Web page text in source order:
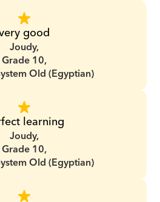
good
Joudy,
Grade 10,
Old (Egyptian)
learning
Joudy,
Grade 10,
Old (Egyptian)